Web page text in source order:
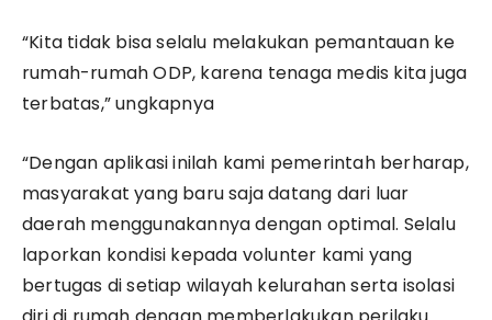
“Kita tidak bisa selalu melakukan pemantauan ke
rumah-rumah ODP, karena tenaga medis kita juga
terbatas,” ungkapnya
“Dengan aplikasi inilah kami pemerintah berharap,
masyarakat yang baru saja datang dari luar
daerah menggunakannya dengan optimal. Selalu
laporkan kondisi kepada volunter kami yang
bertugas di setiap wilayah kelurahan serta isolasi